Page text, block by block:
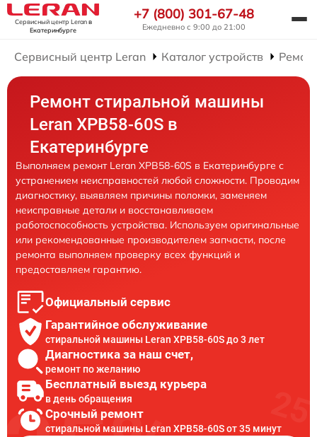
Сервисный центр Leranв
Екатеринбурге
+7 (800) 301-67-48
Ежедневно с 9:00 до 21:00
Сервисный центр Leran Каталог устройств
Ремонт стиральной машины
Leran XPB58-60S в
Екатеринбурге
Выполняем ремонт Leran XPB58-60S в Екатеринбурге с
устранением неисправностей любой сложности. Проводим
диагностику, выявляем причины поломки, заменяем
неисправные детали и восстанавливаем
работоспособность устройства. Используем оригинальные
или рекомендованные производителем запчасти, после
ремонта выполняем проверку всех функций и
предоставляем гарантию.
Официальный сервис
Гарантийное обслуживание
стиральной машины Leran XPB58-60S до 3 лет
Диагностика за наш счет,
ремонт по желанию
Бесплатный выезд курьера
в день обращения
Срочный ремонт
стиральной машины Leran XPB58-60S от 35 минут